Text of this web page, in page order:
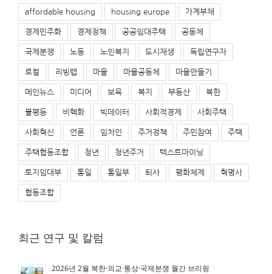
affordable housing housing europe 가계부채
경제민주화 경제정책 공공임대주택 공동체
국제분쟁 노동 노인복지 도시재생 독립연구자
로컬 리빙랩 마을 마을공동체 마을만들기
메인뉴스 미디어 보육 복지 부동산 북한
불평등 비핵화 빅데이터 사회적경제 사회주택
사회혁신 언론 임차인 주거정책 주민참여 주택
주택협동조합 청년 청년주거 텍스트마이닝
토지임대부 통일 통일부 퇴사 평화체제 혁명사
협동조합
최근 연구 및 칼럼
2026년 2월 북한·외교·통상·국제분쟁 월간 브리핑